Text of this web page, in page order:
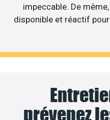
impeccable. De
disponible et réactif
prévenez